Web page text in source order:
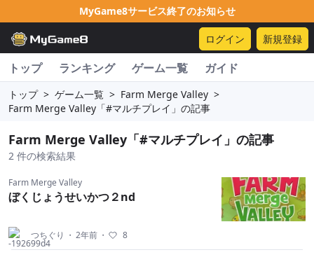
MyGame8サービス終了のお知らせ
ログイン 新規登録
トップ ランキング ゲーム一覧 ガイド
トップ > ゲーム一覧 > Farm Merge Valley >
Farm Merge Valley「#マルチプレイ」の記事
Farm Merge Valley「#マルチプレイ」の記事
2 件の検索結果
Farm Merge Valley
ぼくじょうせいかつ２nd
つちぐり ・ 2年前 ・ 8